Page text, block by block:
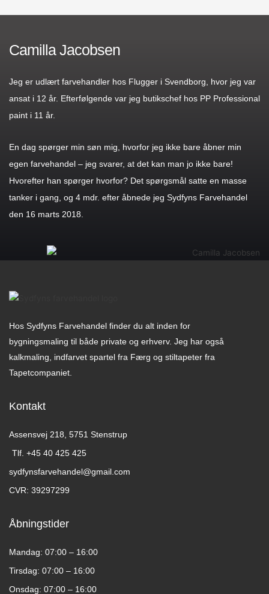
Camilla Jacobsen
Jeg er udlært farvehandler hos Flugger i Svendborg, hvor jeg var
ansat i 12 år. Efterfølgende var jeg butikschef hos PP Professional
paint i 11 år.
En dag spørger min søn mig, hvorfor jeg ikke bare åbner min
egen farvehandel – jeg svarer, at det kan man jo ikke bare!
Hvorefter han spørger hvorfor? Det spørgsmål satte en masse
tanker i gang, og 4 mdr. efter åbnede jeg Sydfyns Farvehandel
den 16 marts 2018.
Hos Sydfyns Farvehandel finder du alt inden for
bygningsmaling til både private og erhverv. Jeg har også
kalkmaling, indfarvet spartel fra Færg og stiltapeter fra
Tapetcompaniet.
Kontakt
Assensvej 218, 5751 Stenstrup​
Tlf. +45 40 425 425​
sydfynsfarvehandel@gmail.com​
CVR: 39297299​
Åbningstider
Mandag: 07:00 – 16:00
Tirsdag: 07:00 – 16:00
Onsdag: 07:00 – 16:00